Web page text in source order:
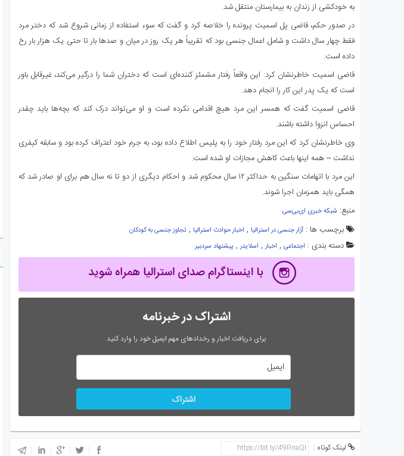
به خودکشی از زندان به بیمارستان منتقل شد.
در صدور حکم، قاضی پل اسمیت پرونده را خلاصه کرد و گفت که سوء استفاده از زمانی شروع شد که دختر مرد
فقط چهار سال داشت و شامل اعمال جنسی بود که تقریباً هر یک روز در میان و صدها بار تا حتی یک هزار بار رخ
داده است.
قاضی اسمیت خاطرنشان کرد: این واقعاً رفتار مشمئز کننده‌ای است که دختران شما را درگیر می‌کند، غیرقابل باور
است که یک پدر این کار را انجام دهد.
قاضی اسمیت گفت که همسر این مرد هیچ اقدامی نکرده است و او می‌تواند درک کند که بچه‌ها باید چقدر
احساس انزوا داشته باشند.
وی خاطرنشان کرد که این مرد رفتار خود را به پلیس اطلاع داده بود، به جرم خود اعتراف کرده بود و سابقه کیفری
نداشت – همه اینها باعث کاهش مجازات او شده است.
این مرد با اتهامات سنگین به حداکثر ۱۲ سال محکوم شد و احکام دیگری از دو تا نه سال هم برای او صادر شد که
همگی باید همزمان اجرا شوند.
منبع: شبکه خبری ای‌بی‌سی
برچسب ها : آزار جنسی در استرالیا , اخبار حوادث استرالیا , تجاوز جنسی به کودکان
دسته بندی : اجتماعی , اخبار, اسلایدر, پیشنهاد سردبیر
اشتراک در خبرنامه
برای دریافت اخبار و رخدادهای مهم ایمیل خود را وارد کنید
اشتراک
لینک کوتاه :